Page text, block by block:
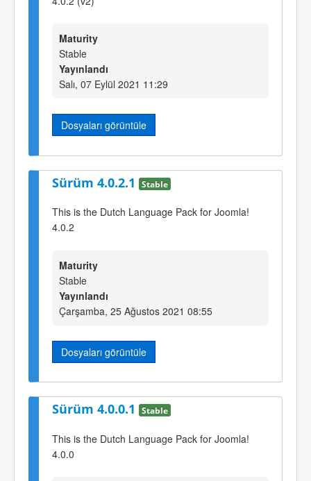
Maturity
Stable
Yayınlandı
Salı, 07 Eylül 2021 11:29
Dosyaları görüntüle
Sürüm 4.0.2.1 Stable
This is the Dutch Language Pack for Joomla!
4.0.2
Maturity
Stable
Yayınlandı
Çarşamba, 25 Ağustos 2021 08:55
Dosyaları görüntüle
Sürüm 4.0.0.1 Stable
This is the Dutch Language Pack for Joomla!
4.0.0